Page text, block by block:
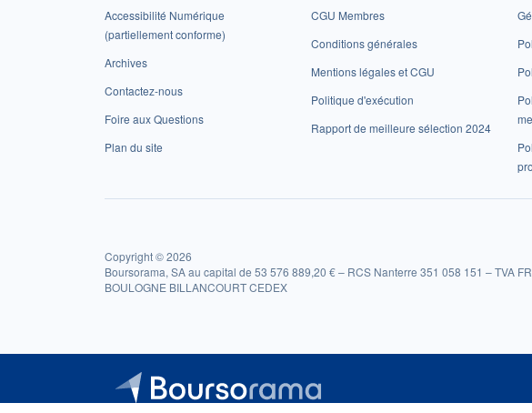
Accessibilité Numérique
(partiellement conforme)
Archives
Contactez-nous
Foire aux Questions
Plan du site
CGU Membres
Conditions générales
Mentions légales et CGU
Politique d'exécution
Rapport de meilleure sélection 2024
Copyright © 2026
Boursorama, SA au capital de 53 576 889,20 € – RCS Nanterre 351 058 151 – TVA
BOULOGNE BILLANCOURT CEDEX